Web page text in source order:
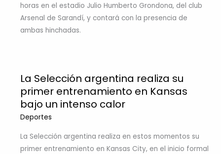
horas en el estadio Julio Humberto Grondona, del club
Arsenal de Sarandí, y contará con la presencia de
ambas hinchadas.
La Selección argentina realiza su
primer entrenamiento en Kansas
bajo un intenso calor
Deportes
La Selección argentina realiza en estos momentos su
primer entrenamiento en Kansas City, en el inicio formal